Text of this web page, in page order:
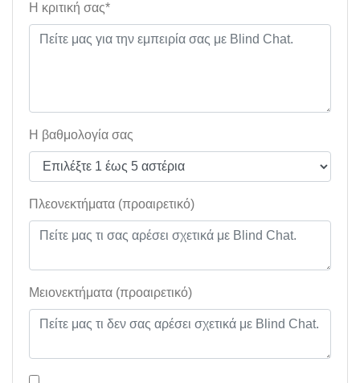
Η κριτική σας*
Η βαθμολογία σας
Πλεονεκτήματα (προαιρετικό)
Μειονεκτήματα (προαιρετικό)